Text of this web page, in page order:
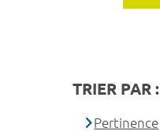
TRIER PAR :
Pertinence